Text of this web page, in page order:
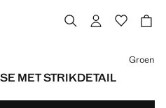
MET STRIKDETAIL
[€ 49,99 ]
Groen